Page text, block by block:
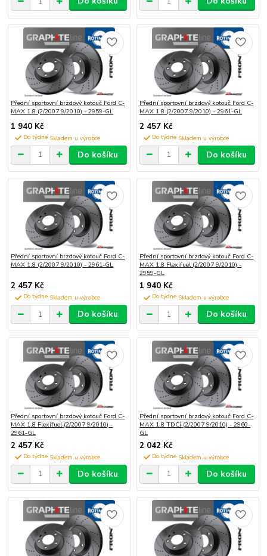
Přední sportovní brzdový kotouč Ford C-
MAX 1.8 (2/2007 9/2010) - 2959-GL
1 940 Kč
Do týdne
Do košíku
Přední sportovní brzdový kotouč Ford C-
MAX 1.8 (2/2007 9/2010) - 2961-GL
2 457 Kč
Do týdne
Do košíku
Přední sportovní brzdový kotouč Ford C-
MAX 1.8 (2/2007 9/2010) - 2961-GL
2 457 Kč
Do týdne
Do košíku
Přední sportovní brzdový kotouč Ford C-
MAX 1.8 Flexifuel (2/2007 9/2010) -
2959-GL
1 940 Kč
Do týdne
Do košíku
Přední sportovní brzdový kotouč Ford C-
MAX 1.8 Flexifuel (2/2007 9/2010) -
2961-GL
2 457 Kč
Do týdne
Do košíku
Přední sportovní brzdový kotouč Ford C-
MAX 1.8 TDCi (2/2007 9/2010) - 2960-
GL
2 042 Kč
Do týdne
Do košíku